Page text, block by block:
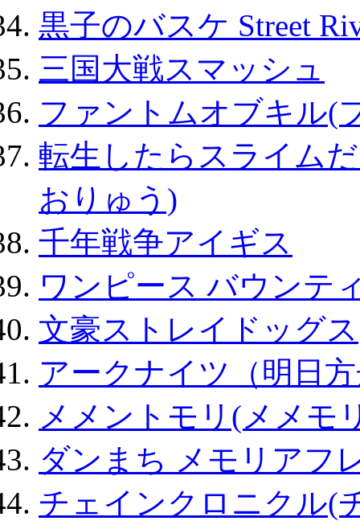
黒子のバスケ Street
三国大戦スマッシュ
ファントムオブキル(
転生したらスライム
おりゅう)
千年戦争アイギス
ワンピース バウンテ
文豪ストレイドッグス
アークナイツ（明日
メメントモリ(メメモ
ダンまち メモリアフ
チェインクロニクル(